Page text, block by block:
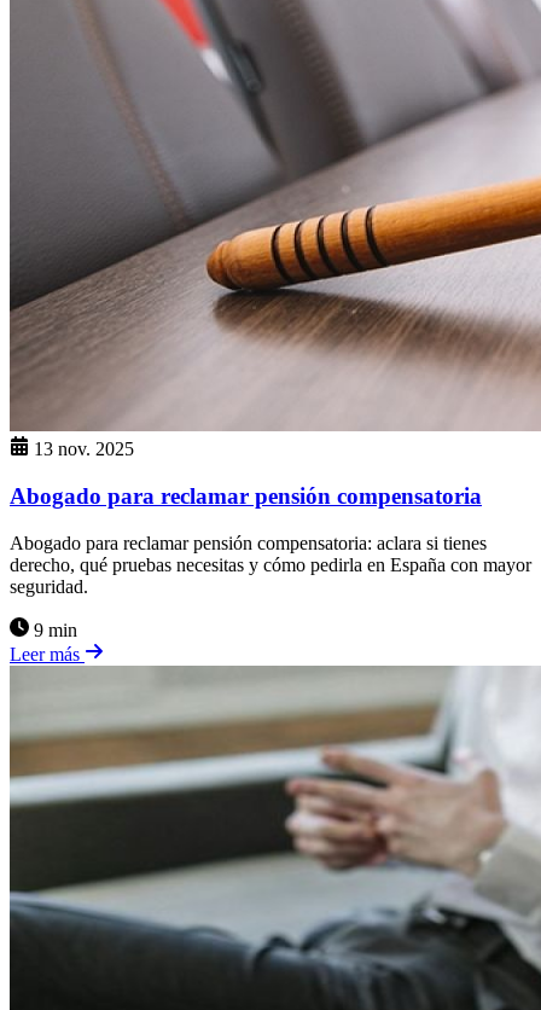
13 nov. 2025
Abogado para reclamar pensión compensatoria
Abogado para reclamar pensión compensatoria: aclara si tienes
derecho, qué pruebas necesitas y cómo pedirla en España con mayor
seguridad.
9 min
Leer más